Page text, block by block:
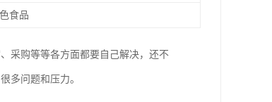
食品
采购等等各方面都要自己解决，还不
多问题和压力。